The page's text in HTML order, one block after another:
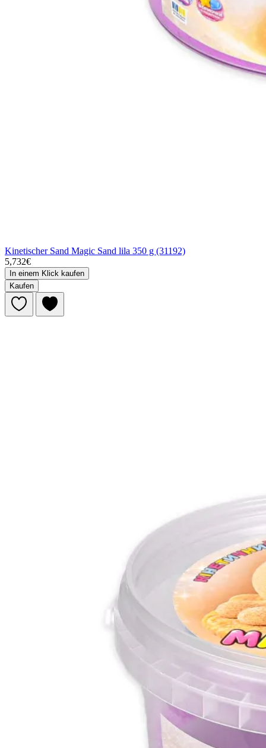
Kinetischer Sand Magic Sand lila 350 g (31192)
5,732€
In einem Klick kaufen
Kaufen